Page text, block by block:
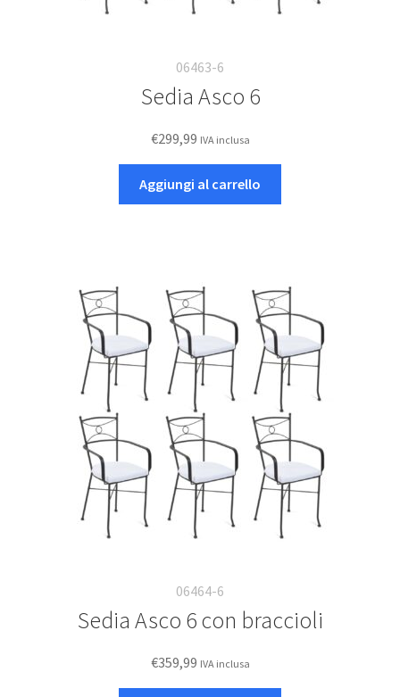
06463-6
Sedia Asco 6
€299,99 IVA inclusa
Aggiungi al carrello
06464-6
Sedia Asco 6 con braccioli
€359,99 IVA inclusa